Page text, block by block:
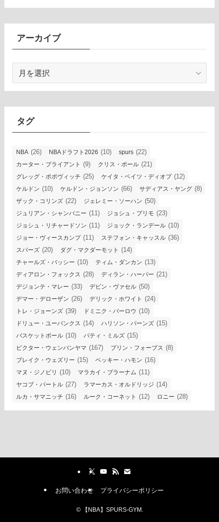
アーカイブ
カ
イ
タグ
NBA (26) NBAドラフト2026 (10) spurs (22)
カーター・ブライアント (9) クリス・ポール (21)
グレッグ・ポポヴィッチ (25) ケイタ・ベイツ・ディオプ(12)
ケルドン (10) ケルドン・ジョンソン (66) サディアス・ヤング (8)
ザック・コリンズ (22) ジェレミー・ソーハン (50)
ジュリアン・シャンパニー (11) ジョシュ・プリモ (23)
ジョシュ・リチャードソン (11) ジョック・ランデール (10)
ジョー・ヴィースカンプ(11) ステフォン・キャッスル (36)
スパーズ (20) ダグ・マクダーモット (14)
チャールズ・バッシー (10) ティム・ダンカン (13)
ディアロン・フォックス (28) ディラン・ハーパー (21)
デジョンテ・マレー (33) デビン・ヴァセル (50)
デマー・デローザン (26) デリック・ホワイト (24)
トレ・ジョーンズ (39) ドミニク・バーロウ (10)
ドリュー・ユーバンクス (14) ハリソン・バーンズ (15)
バスケットボール (10) パティ・ミルズ (15)
ビクター・ウェンバンヤマ (167) ブリン・フォーブス (8)
ブレイク・ウェズリー (15) ベッキー・ハモン (16)
マヌ・ジノビリ (10) マラカイ・ブラーナム (11)
ヤコブ・パートル (27) ラマーカス・オルドリッジ (14)
ルカ・サマニッチ (16) ルーク・コーネット (12) ロニー (28)
お問い合わせ プライバシーポリシー
©【NBA】SPURS-GYM.